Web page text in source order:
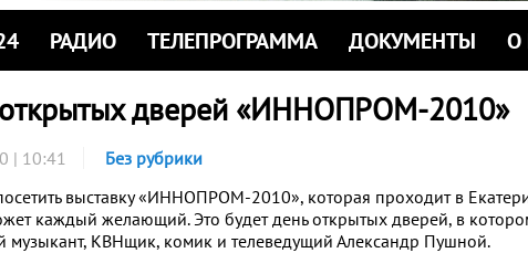
РАДИО ТЕЛЕПРОГРАММА ДОКУМЕНТЫ О
дверей «ИННОПРОМ-2010»
| 10:41
Без рубрики
выставку «ИННОПРОМ-2010», которая проходит в
каждый желающий. Это будет день открытых дверей, в
музыкант, КВНщик, комик и телеведущий Александр Пушной.